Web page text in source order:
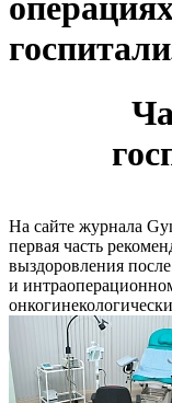
На сайте журнала
первая часть
выздоровления
и